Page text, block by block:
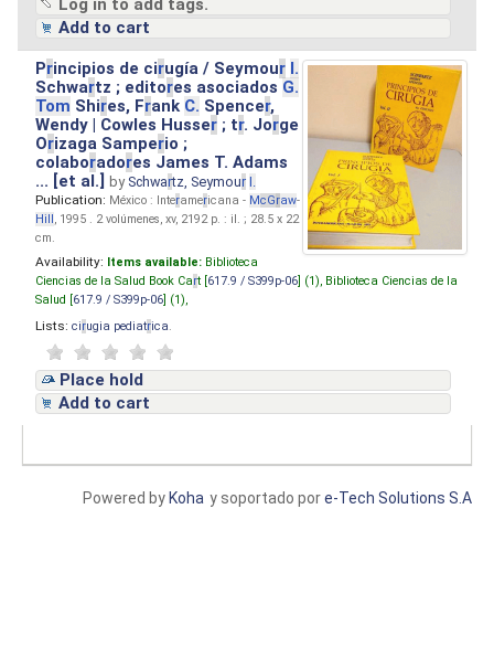
Log in to add tags.
Add to cart
Principios de cirugía / Seymour I.
Schwartz ; editores asociados G.
Tom Shires, Frank C. Spencer,
Wendy | Cowles Husser ; tr. Jorge
Orizaga Samperio ;
colaboradores James T. Adams
... [et al.]by Schwartz, Seymour I.
Publication: México : Interamericana - McGraw-
Hill, 1995 . 2 volúmenes, xv, 2192 p. : il. ; 28.5 x 22
cm.
Availability: Items available: Biblioteca
Ciencias de la Salud Book Cart [ 617.9 / S399p-06 ] (1), Biblioteca Ciencias de la
Salud [ 617.9 / S399p-06 ] (1),
Lists: cirugia pediatrica
Place hold
Add to cart
y soportado pore-Tech Solutions S.A
Powered by Koha